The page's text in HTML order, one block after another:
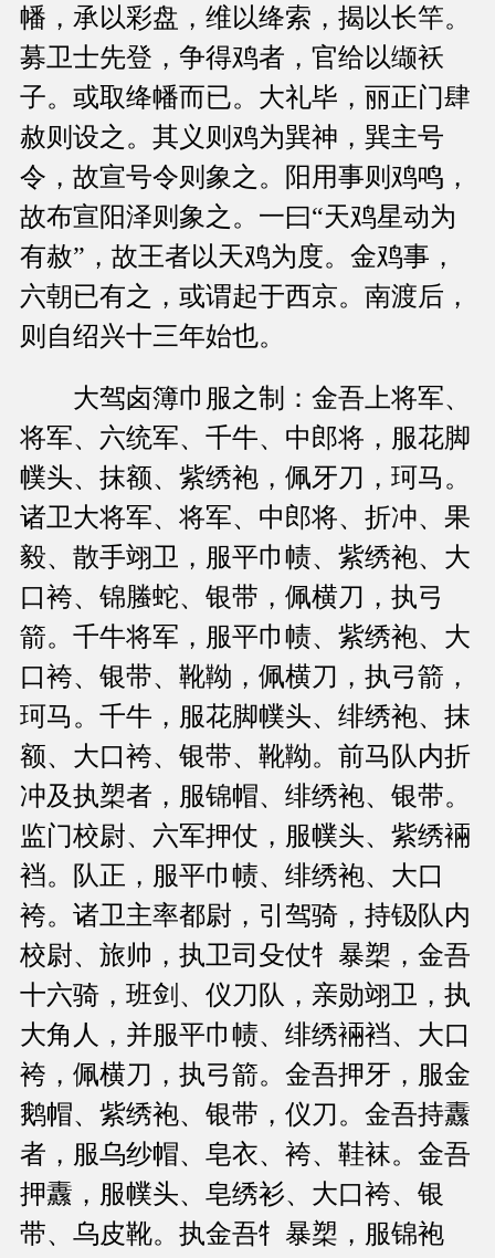
幡，承以彩盘，维以绛索，揭以长竿。
募卫士先登，争得鸡者，官给以缬袄
子。或取绛幡而已。大礼毕，丽正门肆
赦则设之。其义则鸡为巽神，巽主号
令，故宣号令则象之。阳用事则鸡鸣，
故布宣阳泽则象之。一曰“天鸡星动为
有赦”，故王者以天鸡为度。金鸡事，
六朝已有之，或谓起于西京。南渡后，
则自绍兴十三年始也。
大驾卤簿巾服之制：金吾上将军、
将军、六统军、千牛、中郎将，服花脚
幞头、抹额、紫绣袍，佩牙刀，珂马。
诸卫大将军、将军、中郎将、折冲、果
毅、散手翊卫，服平巾帻、紫绣袍、大
口袴、锦螣蛇、银带，佩横刀，执弓
箭。千牛将军，服平巾帻、紫绣袍、大
口袴、银带、靴靿，佩横刀，执弓箭，
珂马。千牛，服花脚幞头、绯绣袍、抹
额、大口袴、银带、靴靿。前马队内折
冲及执槊者，服锦帽、绯绣袍、银带。
监门校尉、六军押仗，服幞头、紫绣裲
裆。队正，服平巾帻、绯绣袍、大口
袴。诸卫主率都尉，引驾骑，持钑队内
校尉、旅帅，执卫司殳仗牜暴槊，金吾
十六骑，班剑、仪刀队，亲勋翊卫，执
大角人，并服平巾帻、绯绣裲裆、大口
袴，佩横刀，执弓箭。金吾押牙，服金
鹅帽、紫绣袍、银带，仪刀。金吾持纛
者，服乌纱帽、皂衣、袴、鞋袜。金吾
押纛，服幞头、皂绣衫、大口袴、银
带、乌皮靴。执金吾牜暴槊，服锦袍